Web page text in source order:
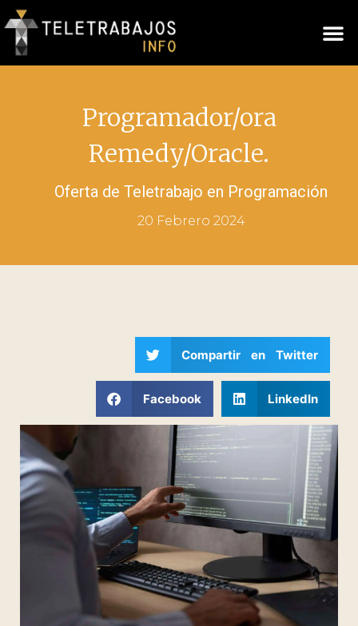
Programador/ora
Remedy/Oracle.
Oferta de Teletrabajo en Programación
20 Febrero 2024
Compartir en Twitter
Facebook LinkedIn